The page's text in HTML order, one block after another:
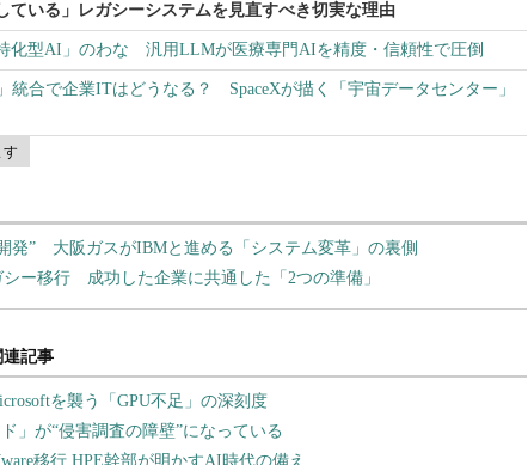
ている」レガシーシステムを見直すべき切実な理由
化型AI」のわな 汎用LLMが医療専門AIを精度・信頼性で圧倒
統合で企業ITはどうなる？ SpaceXが描く「宇宙データセンター」
す
発” 大阪ガスがIBMと進める「システム変革」の裏側
ー移行 成功した企業に共通した「2つの準備」